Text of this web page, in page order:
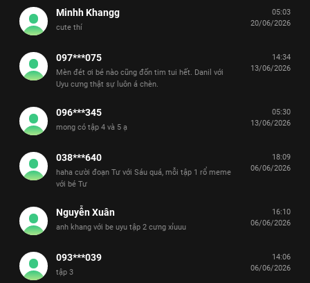
Minhh Khangg
cute thí
05:03
20/06/2026
097***075
Mèn đét ơi bé nào cũng đốn tim tui hết. Danil với
Uyu cưng thật sự luôn á chèn.
14:34
13/06/2026
096***345
mong có tập 4 và 5 ạ
05:30
13/06/2026
038***640
haha cười đoạn Tư với Sáu quá, mỗi tập 1 rổ meme
với bé Tư
18:09
06/06/2026
Nguyễn Xuân
anh khang với be uyu tập 2 cưng xỉuuu
16:10
06/06/2026
093***039
tập 3
14:06
06/06/2026